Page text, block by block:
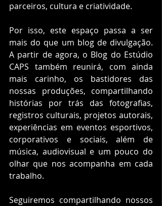
parceiros, cultura e criatividade.
Por isso, este espaço passa a ser
mais do que um blog de divulgação.
A partir de agora, o Blog do Estúdio
CAPS também reunirá, com ainda
mais carinho, os bastidores das
nossas produções, compartilhando
histórias por trás das fotografias,
registros culturais, projetos autorais,
experiências em eventos esportivos,
corporativos e sociais, além de
música, audiovisual e um pouco do
olhar que nos acompanha em cada
trabalho.
Seguiremos compartilhando nossos